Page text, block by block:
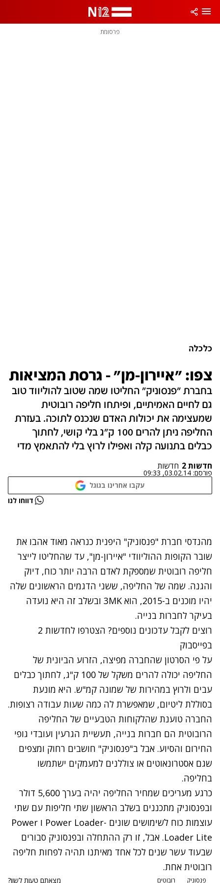
פרסומת
כלכלה
צפו: "איירון-מן" - גרסת המציאות
בחברת "פנסוניק" החליטו שמה שטוב להוליווד טוב
גם לחיים האמיתיים, ופיתחו חליפה רובוטית
שמעצימה את יכולות האדם שנכנס לתוכה. בעזרת
החליפה ניתן להרים 100 ק"ג בלי קושי, לחתוך
כבלים בתנועה קלה ואפילו לרוץ בלי להתאמץ מדי
חדשות 2 חדשות
פורסם: 03.02.14, 09:33
עקבו אחרינו בגוגל
נתקלנו בבעיה דווחו לנו
מהנדסי חברת "פנסוניק" היפנית כנראה מאוד אהבו את
שובר הקופות ההוליוודי "איירון-מן", עד שהחליטו לייצר
חליפה רובוטית שמספקת לאדם הרבה יותר כוח, דיוק
והגנה. שמה של החליפה, ששני הדגמים הראשונים שלה
יהיו מוכנים ב-2015, הוא 3MK ובשלב זה היא נועדה
בעיקר לחברות בנייה.
רוצים לקבל עדכונים נוספים? הצטרפו לחדשות 2
בפייסבוק
על פי הסרטון שהחברה מפיצה, הזרוע הביונית של
החליפה יכולה להרים משקל של 100 ק"ג, לחתוך כבלים
עבים ולרוץ במהירות של שמונה קמ"ש. היא מונעת
בסוללת ליטיום, שמאפשרת לה כמה שעות עבודה רצופות.
החברה טוענת שהלקוחות הטבעיים של החליפה
הרובוטית הם חברות בנייה, תעשיית הגרעין ועובדי גופי
החירום והסיוע. אבל ב"פנסוניק" חושבים רחוק ומצפים
שגם אסטרונאוטים או צוללנים למעמקים ישתמשו
בחליפה.
כרגע מעריכים שמחיר החליפה יהיה בערך 5,600 דולר
ובפנסוניק מתכננים בשלב הראשון שתי חליפות עם שתי
עוצמות כוח לשימושים שונים -Power Loader ו Power
Loader Lite. אבל, זו רק ההתחלה ובפנסוניק סבורים
שבעוד עשר שנים לכל אחד מאיתנו תהיה לפחות חליפה
רובוטית אחת.
פנסוניק רובוטים מצאתם טעות לשון?